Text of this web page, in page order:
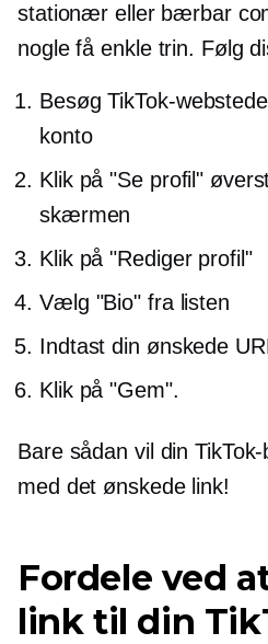
stationær eller bærbar
nogle få enkle trin. Følg
Besøg TikTok-
konto
Klik på "Se profil"
skærmen
Klik på "Rediger profil"
Vælg "Bio" fra listen
Indtast din ønskede
Klik på "Gem".
Bare sådan vil din
med det ønskede link!
Fordele ved
link til din